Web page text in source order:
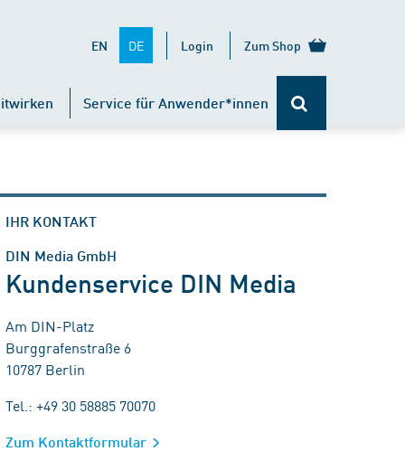
EN DE Login Zum Shop
Service für Anwender*innen
IHR KONTAKT
DIN Media GmbH
Kundenservice DIN Media
Am DIN-Platz
Burggrafenstraße 6
10787 Berlin
Tel.: +49 30 58885 70070
Zum Kontaktformular